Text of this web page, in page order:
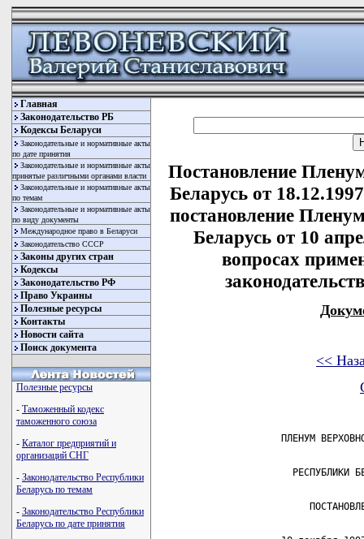
Главная
Законодательство РБ
Кодексы Беларуси
Законодательные и нормативные акты
по дате принятия
Законодательные и нормативные акты
принятые различными органами власти
Законодательные и нормативные акты
по темам
Законодательные и нормативные акты
по виду документы
Международное право в Беларуси
Законодательство СССР
Законы других стран
Кодексы
Законодательство РФ
Право Украины
Полезные ресурсы
Контакты
Новости сайта
Поиск документа
Полезные ресурсы
- Таможенный кодекс
таможенного союза
- Каталог предприятий и
организаций СНГ
- Законодательство Республики
Беларусь по темам
- Законодательство Республики
Беларусь по дате принятия
Постановление
Беларусь от
постановление
Беларусь от 10
вопросах
<<